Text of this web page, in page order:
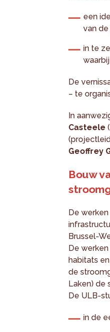
een
van
in te
De
– te
In
Casteele
Geoffrey
Bouw
De
Brussel-
De
habitats
de
Laken) de
De ULB-
in de